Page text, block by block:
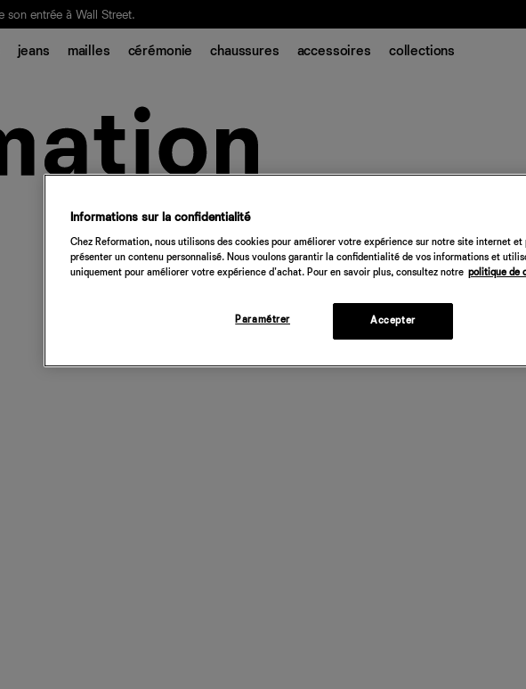
son entrée à Wall Street.
jeans mailles cérémonie chaussures accessoires collections
Informations sur la confidentialité
Chez Reformation, nous utilisons des cookies pour améliorer votre expérience sur notre site internet et
présenter un contenu personnalisé. Nous voulons garantir la confidentialité de vos informations et
uniquement pour améliorer votre expérience d'achat. Pour en savoir plus, consultez notre politique de
Paramétrer Accepter